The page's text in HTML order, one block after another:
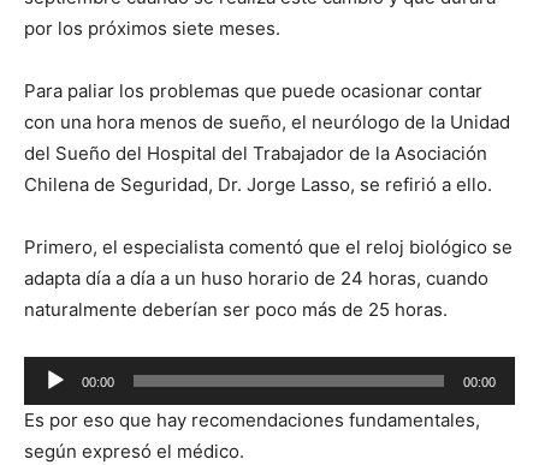
por los próximos siete meses.
Para paliar los problemas que puede ocasionar contar
con una hora menos de sueño, el neurólogo de la Unidad
del Sueño del Hospital del Trabajador de la Asociación
Chilena de Seguridad, Dr. Jorge Lasso, se refirió a ello.
Primero, el especialista comentó que el reloj biológico se
adapta día a día a un huso horario de 24 horas, cuando
naturalmente deberían ser poco más de 25 horas.
Reproductor
de
audio
00:00 00:00
Es por eso que hay recomendaciones fundamentales,
según expresó el médico.